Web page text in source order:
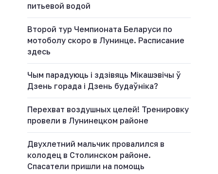
питьевой водой
Второй тур Чемпионата Беларуси по
мотоболу скоро в Лунинце. Расписание
здесь
Чым парадуюць і здзівяць Мікашэвічы ў
Дзень горада і Дзень будаўніка?
Перехват воздушных целей! Тренировку
провели в Лунинецком районе
Двухлетний мальчик провалился в
колодец в Столинском районе.
Спасатели пришли на помощь